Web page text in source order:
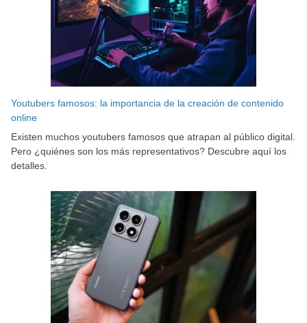
Youtubers famosos: la importancia de la creación de contenido
online
Existen muchos youtubers famosos que atrapan al público digital.
Pero ¿quiénes son los más representativos? Descubre aquí los
detalles.